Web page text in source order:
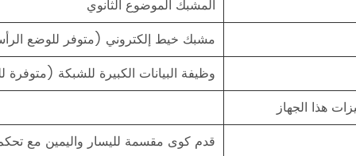
المشبك الموضوع الثانوي
مشبك خيط إلكتروني (متوفر للوضع
وظيفة البيانات الكبيرة للشبكة
هذا الجهاز
قدم كوى مقسمة لليسار واليمين مع